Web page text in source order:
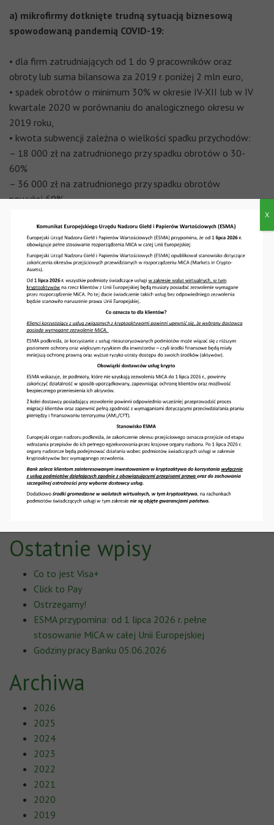
a) mikrofirmy dotknięte trudną sytuacją biznesową
spowodowaną pandemią COVID-19:
• dla firm zatrudniających od 1 do 9 pracowników oraz
obroty lub suma bilansowa za 2019 r. poniżej 2 mln euro,
• spadek obrotów o minimum 30% w okresie IV-XII lub w IV
kwartale 2020 w porównaniu do analogicznego okresu w
2019 roku,
• kwota subwencji zależna o wielkości spadku przychodów:
– 18 000 zł na zatrudnionego przy spadku obrotów o 30-
60%
– 36 000 zł na zatrudnionego przy spadku obrotów
powyżej 60%,
• możliwość umorzenia do 100% w zależności od
utrzymania zatrudnienia w 2021 roku.
b) Małe i Średnie Firmy dotknięte trudną sytuacją
biznesową spowodowaną pandemią COVID-19:
• dla firm zatrudniających od 10 do 249 pracowników oraz
obroty poniżej 50 mln euro lub suma bilansowa poniżej 43
mln euro,
• spadek obrotów o minimum 30% w okresie IV-XII lub w IV
kwartale 2020 w porównaniu do analogicznego okresu w
2019 roku,
• subwencja wypłacana jest w kwocie 70% straty brutto
(przed podatkiem) przedsiębiorstwa za miesiące od
listopada 2020 roku do marca 2021 (styczeń-marzec 2021
r. na podstawie prognozy),
• maksymalna kwota subwencji to 3,5 mln zł i nie więcej niż
72 000 zł na pracownika.
Ostatnie wpisy
Co to jest Visa+
Click to Pay
Ostrzegamy!
ESMA przypomina: od 1 lipca 2026 r. pełne
stosowanie MiCA w całej Unii Europejskiej
Godziny pracy Banku 05.06.2026
Archiwa
2026
2025
2024
2023
2022
2021
2020
2019
X